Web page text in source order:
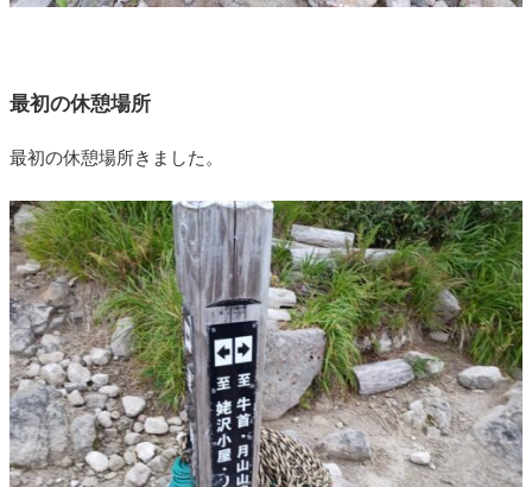
最初の休憩場所
最初の休憩場所きました。